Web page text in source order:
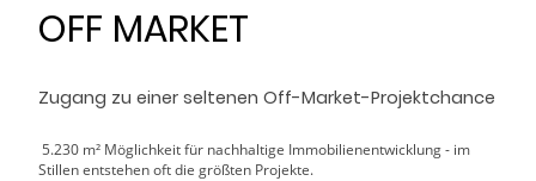
OFF MARKET
Zugang zu einer seltenen Off-Market-Projektchance
5.230 m² Möglichkeit für nachhaltige Immobilienentwicklung - im
Stillen entstehen oft die größten Projekte.